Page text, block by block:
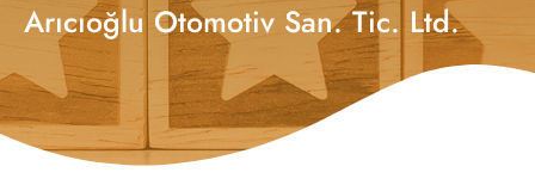
Arıcıoğlu Otomotiv San. Tic. Ltd.